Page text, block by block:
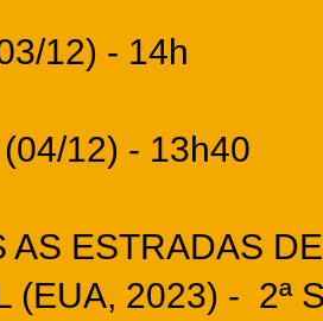
12) - 14h
12) - 13h40
AS ESTRADAS
(EUA, 2023) - 2ª